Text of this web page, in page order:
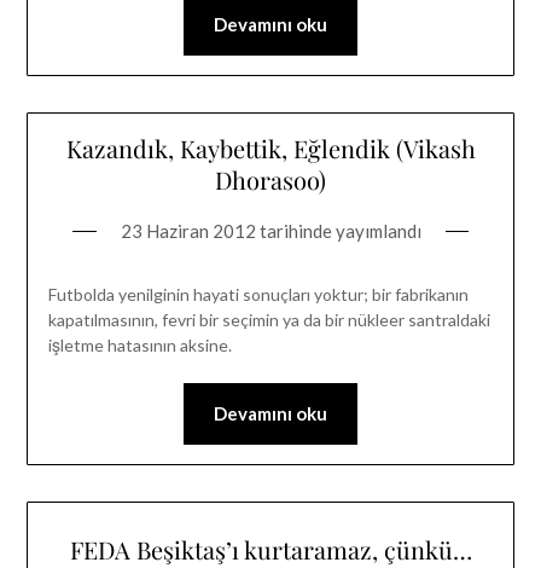
Devamını oku
Kazandık, Kaybettik, Eğlendik (Vikash
Dhorasoo)
23 Haziran 2012 tarihinde yayımlandı
Futbolda yenilginin hayati sonuçları yoktur; bir fabrikanın
kapatılmasının, fevri bir seçimin ya da bir nükleer santraldaki
işletme hatasının aksine.
Devamını oku
FEDA Beşiktaş’ı kurtaramaz, çünkü…